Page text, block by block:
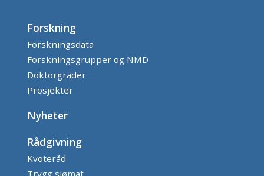
Forskning
Forskningsdata
Forskningsgrupper og NMD
Doktorgrader
Prosjekter
Nyheter
Rådgivning
Kvoteråd
Trygg sjømat